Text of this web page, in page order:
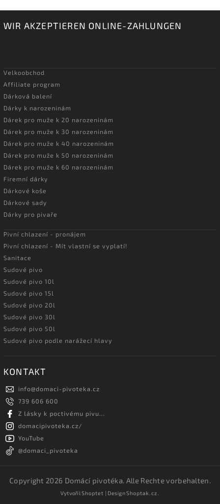
WIR AKZEPTIEREN ONLINE-ZAHLUNGEN
Velkoobchod
Affiliate program
Dárková balení
Dárky k narozeninám
Dárek pro muže k 20 narozeninám
Dárek pro muže k 30 narozeninám
Dárek pro muže k 40 narozeninám
Dárek pro muže k 50 narozeninám
Dárek pro muže k 60 narozeninám
Firemní dárky
Dárkové koše
Dárkové sady
Dárky pro pivaře
Pivní chlazení - pronájem
Pivní chlazení - Mít vlastní se vyplatí!
Sanitace
Sudové pivo
Sudové pivo 10l
Sudové pivo 15l
Sudové pivo 20l
Sudové pivo 30l
Sudové pivo 50l
Sudové pivo podle narážecí hlavy
KONTAKT
info@domaci-pivoteka.cz
739 606 600
Z lásky k poctivému pivu...
domacipivoteka.cz/
YouTube
@domaci_pivoteka
Copyright 2026 Domácí pivotéka. Alle Rechte vorbehalten.
VytvořilShoptet | DesignShoptak.cz.